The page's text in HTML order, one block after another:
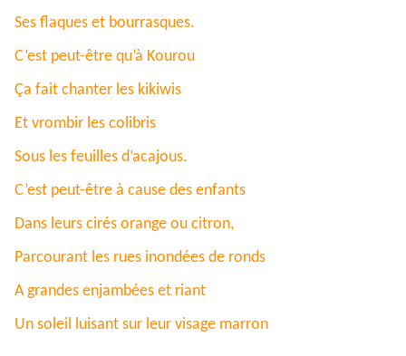
Ses flaques et bourrasques.
C’est peut-être qu’à Kourou
Ça fait chanter les kikiwis
Et vrombir les colibris
Sous les feuilles d’acajous.
C’est peut-être à cause des enfants
Dans leurs cirés orange ou citron,
Parcourant les rues inondées de ronds
A grandes enjambées et riant
Un soleil luisant sur leur visage marron